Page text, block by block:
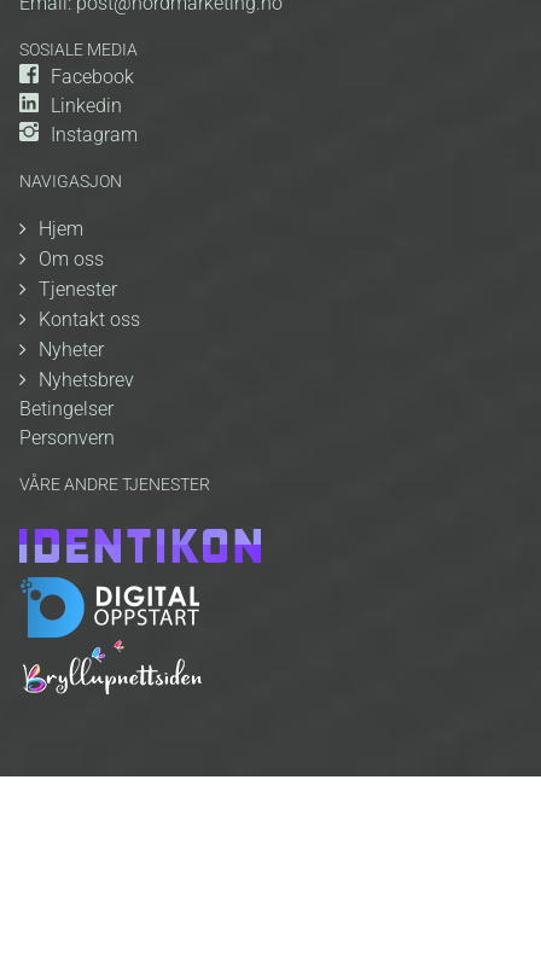
SOSIALE MEDIA
Facebook
Linkedin
Instagram
NAVIGASJON
Hjem
Om oss
Tjenester
Kontakt oss
Nyheter
Nyhetsbrev
Betingelser
Personvern
VÅRE ANDRE TJENESTER